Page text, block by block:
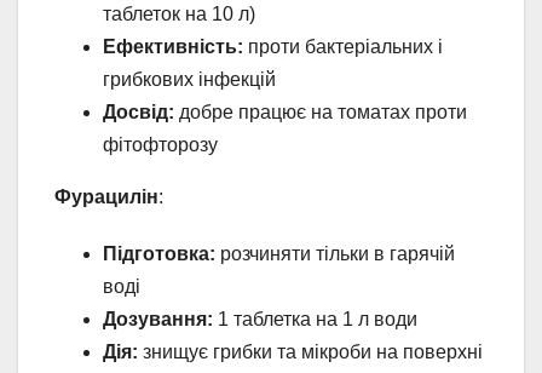
таблеток на 10 л)
Ефективність: проти бактеріальних і
грибкових інфекцій
Досвід: добре працює на томатах проти
фітофторозу
Фурацилін:
Підготовка: розчиняти тільки в гарячій
воді
Дозування: 1 таблетка на 1 л води
Дія: знищує грибки та мікроби на поверхні